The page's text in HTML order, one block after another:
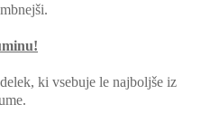
ki vsebuje le najboljše iz